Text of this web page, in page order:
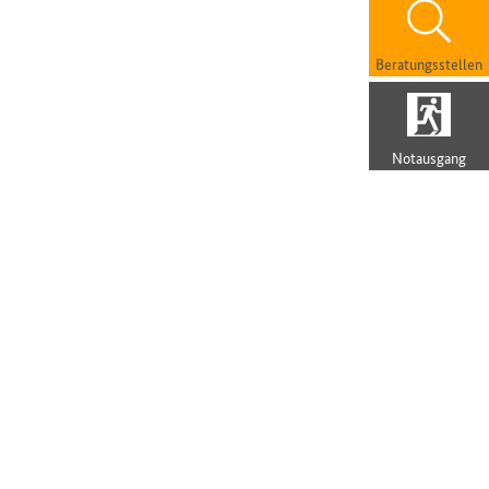
Beratungsstellen
Notausgang